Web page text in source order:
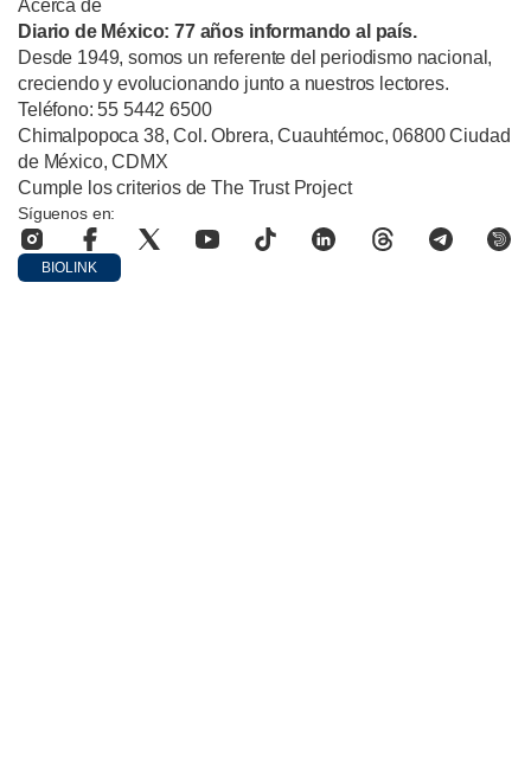
Acerca de
Diario de México: 77 años informando al país.
Desde 1949, somos un referente del periodismo nacional,
creciendo y evolucionando junto a nuestros lectores.
Teléfono: 55 5442 6500
Chimalpopoca 38, Col. Obrera, Cuauhtémoc, 06800 Ciudad
de México, CDMX
Cumple los criterios de The Trust Project
Síguenos en:
BIOLINK